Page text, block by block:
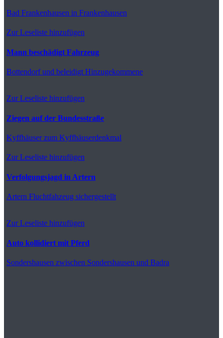
Bad Frankenhausen in Frankenhausen
Zur Leseliste hinzufügen
Mann beschädigt Fahrzeug
Bottendorfund beleidigt Hinzugekommene
Zur Leseliste hinzufügen
Ziegen auf der Bundesstraße
Kyffhäuserzum Kyffhäuserdenkmal
Zur Leseliste hinzufügen
Verfolgungsjagd in Artern
Artern Fluchtfahzeug sichergestellt
Zur Leseliste hinzufügen
Auto kollidiert mit Pferd
Sondershausen zwischen Sondershausen und Badra